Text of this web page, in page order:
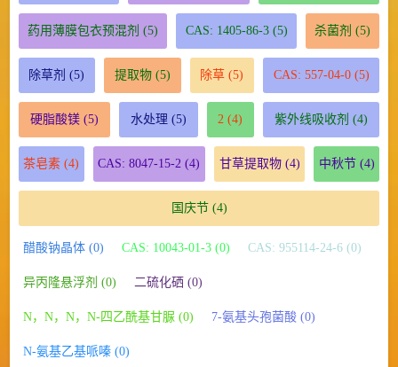
药用薄膜包衣预混剂 (5) CAS: 1405-86-3(5) 杀菌剂 (5)
除草剂 (5) 提取物(5) 除草 (5) CAS: 557-04-0(5)
硬脂酸镁(5) 水处理 (5) 2 (4) 紫外线吸收剂 (4)
茶皂素 (4) CAS: 8047-15-2 (4) 甘草提取物(4) 中秋节(4)
国庆节(4)
醋酸钠晶体 (0) CAS: 10043-01-3 (0) CAS: 955114-24-6 (0)
异丙隆悬浮剂 (0) 二硫化硒 (0)
N，N，N，N-四乙酰基甘脲 (0) 7-氨基头孢菌酸 (0)
N-氨基乙基哌嗪 (0)